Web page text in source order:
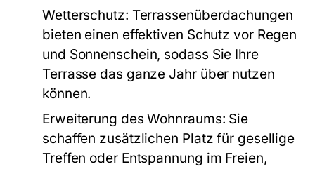
Wetterschutz: Terrassenüberdachungen
bieten einen effektiven Schutz vor Regen
und Sonnenschein, sodass Sie Ihre
Terrasse das ganze Jahr über nutzen
können.
Erweiterung des Wohnraums: Sie
schaffen zusätzlichen Platz für gesellige
Treffen oder Entspannung im Freien,